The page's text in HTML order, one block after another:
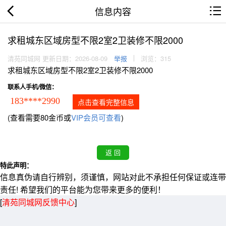
信息内容
求租城东区域房型不限2室2卫装修不限2000
清苑同城网 更新日期：2026-08-09 举报 浏览：315
求租城东区域房型不限2室2卫装修不限2000
联系人手机/微信：
183****2990 点击查看完整信息
(查看需要80金币或VIP会员可查看)
特此声明：
信息真伪请自行辨别，须谨慎，网站对此不承担任何保证或连带
责任! 希望我们的平台能为您带来更多的便利！
[清苑同城网反馈中心]